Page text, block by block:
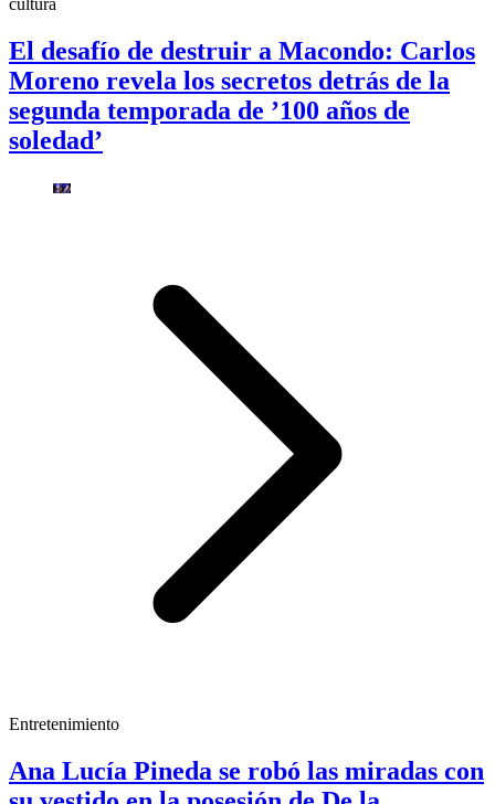
cultura
El desafío de destruir a Macondo: Carlos
Moreno revela los secretos detrás de la
segunda temporada de ’100 años de
soledad’
Entretenimiento
Ana Lucía Pineda se robó las miradas con